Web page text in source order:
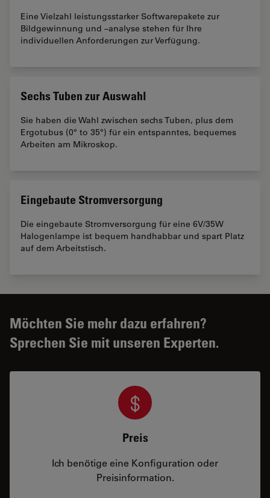
Eine Vielzahl leistungsstarker Softwarepakete zur
Bildgewinnung und –analyse stehen für Ihre
individuellen Anforderungen zur Verfügung.
Sechs Tuben zur Auswahl
Sie haben die Wahl zwischen sechs Tuben, plus dem
Ergotubus (0° to 35°) für ein entspanntes, bequemes
Arbeiten am Mikroskop.
Eingebaute Stromversorgung
Die eingebaute Stromversorgung für eine 6V/35W
Halogenlampe ist bequem handhabbar und spart Platz
auf dem Arbeitstisch.
Möchten Sie mehr dazu erfahren?
Sprechen Sie mit unseren Experten.
Preis
Ich benötige eine Konfiguration oder
Preisinformation.